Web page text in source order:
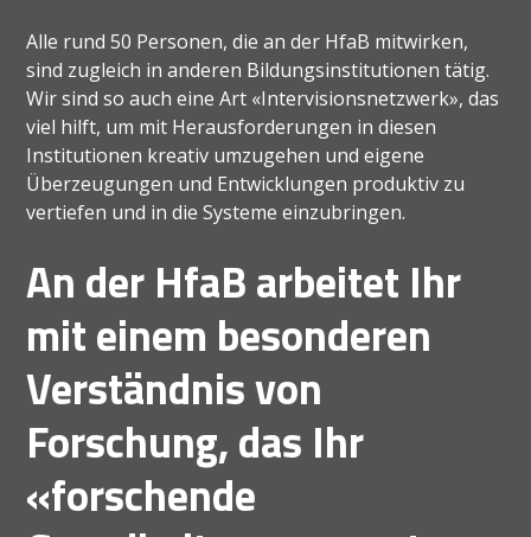
Alle rund 50 Personen, die an der HfaB mitwirken,
sind zugleich in anderen Bildungsinstitutionen tätig.
Wir sind so auch eine Art «Intervisionsnetzwerk», das
viel hilft, um mit Herausforderungen in diesen
Institutionen kreativ umzugehen und eigene
Überzeugungen und Entwicklungen produktiv zu
vertiefen und in die Systeme einzubringen.
An der HfaB arbeitet Ihr
mit einem besonderen
Verständnis von
Forschung, das Ihr
«forschende